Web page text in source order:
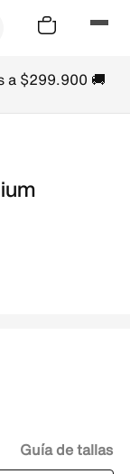
a $299.900 🚚
Guía de tallas